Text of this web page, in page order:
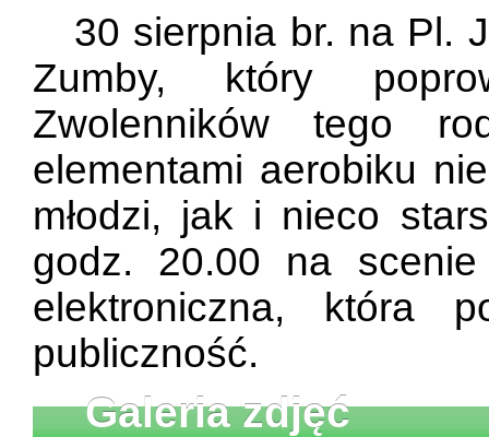
30 sierpnia br. na Pl.
Zumby, który
Zwolenników tego
elementami aerobiku
młodzi, jak i nieco
godz. 20.00 na
elektroniczna, która
publiczność.
Galeria zdjęć